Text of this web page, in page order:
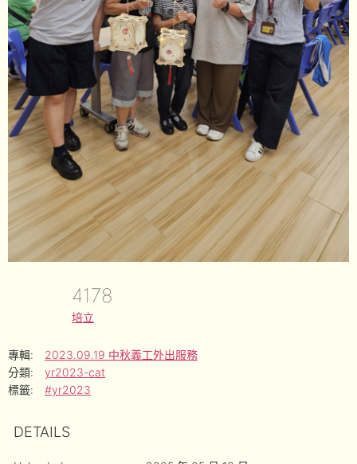
4178
培立
專輯:
2023.09.19 中秋義工外出服務
分類:
yr2023-cat
標籤:
#yr2023
DETAILS